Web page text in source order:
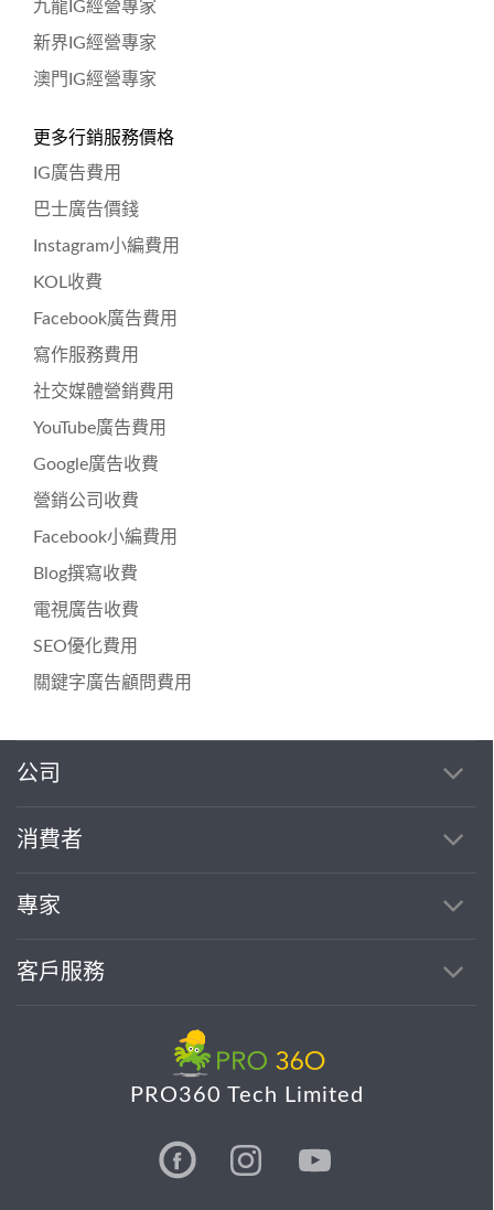
九龍IG經營專家
新界IG經營專家
澳門IG經營專家
更多行銷服務價格
IG廣告費用
巴士廣告價錢
Instagram小編費用
KOL收費
Facebook廣告費用
寫作服務費用
社交媒體營銷費用
YouTube廣告費用
Google廣告收費
營銷公司收費
Facebook小編費用
Blog撰寫收費
電視廣告收費
SEO優化費用
關鍵字廣告顧問費用
公司
消費者
專家
客戶服務
PRO360 Tech Limited